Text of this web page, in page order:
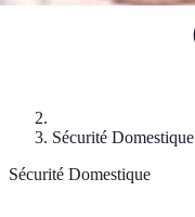
Sécurité Domestique
Sécurité Domestique